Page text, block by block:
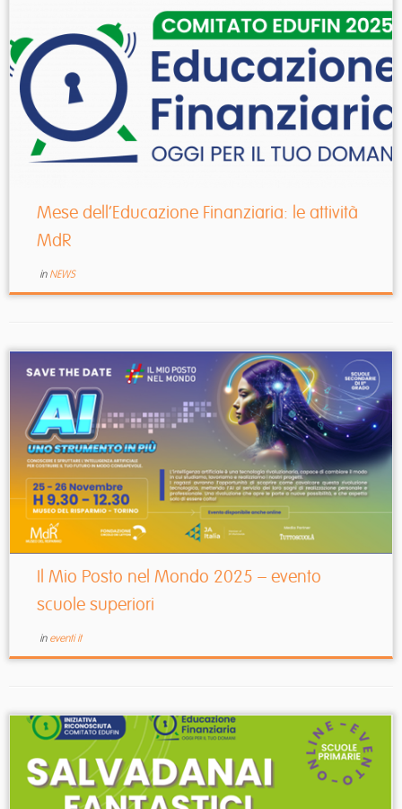
Mese dell’Educazione Finanziaria: le attività
MdR
in NEWS
Il Mio Posto nel Mondo 2025 – evento
scuole superiori
in eventi it